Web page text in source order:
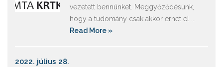
vezetett bennünket. Meggyőződésünk,
hogy a tudomány csak akkor érhet el ...
Read More »
2022. július 28.